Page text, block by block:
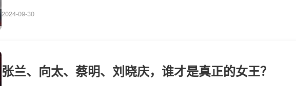
2024-09-30
张兰、向太、蔡明、刘晓庆，谁才是真正的女王？